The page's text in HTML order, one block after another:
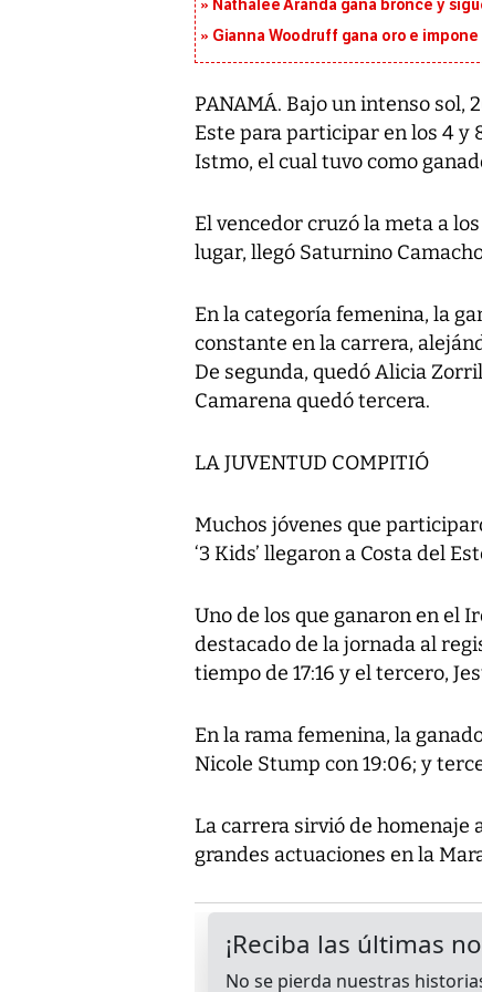
Nathalee Aranda gana bronce y
Gianna Woodruff gana oro e
PANAMÁ. Bajo un intenso sol,
Este para participar en los 4 y
Istmo, el cual tuvo como
El vencedor cruzó la meta a
lugar, llegó Saturnino
En la categoría femenina, la
constante en la carrera,
De segunda, quedó Alicia
Camarena quedó tercera.
LA JUVENTUD COMPITIÓ
Muchos jóvenes que
‘3 Kids’ llegaron a Costa del
Uno de los que ganaron en el
destacado de la jornada al
tiempo de 17:16 y el tercero,
En la rama femenina, la
Nicole Stump con 19:06; y
La carrera sirvió de homenaje
grandes actuaciones en la